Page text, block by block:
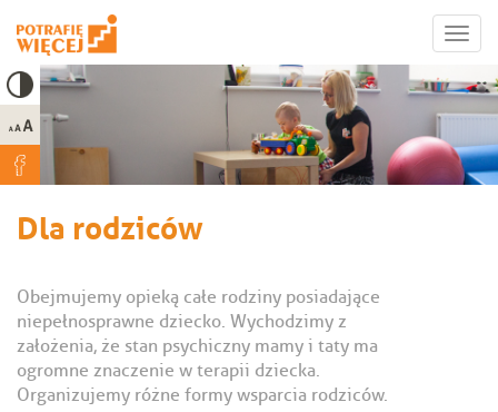
do
treści
high
contrast
Dla rodziców
Obejmujemy opieką całe rodziny posiadające
niepełnosprawne dziecko. Wychodzimy z
założenia, że stan psychiczny mamy i taty ma
ogromne znaczenie w terapii dziecka.
Organizujemy różne formy wsparcia rodziców.